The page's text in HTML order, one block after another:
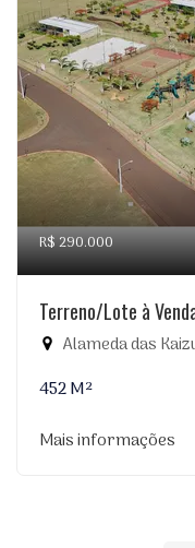
R$ 290.000
Terreno/Lote à
Alameda das
452 M²
Mais informações